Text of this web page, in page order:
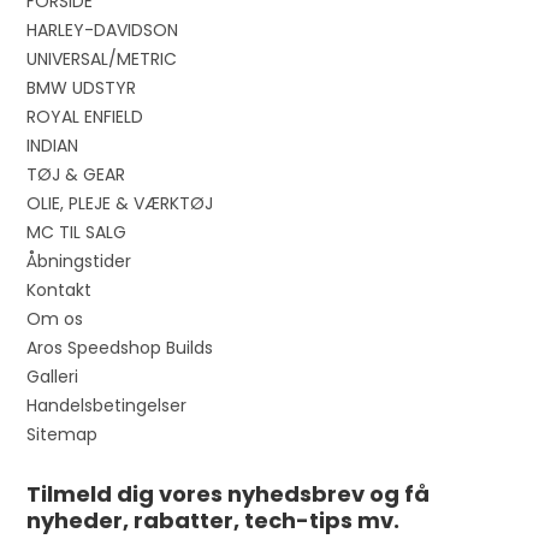
HARLEY-DAVIDSON
UNIVERSAL/METRIC
BMW UDSTYR
ROYAL ENFIELD
INDIAN
TØJ & GEAR
OLIE, PLEJE & VÆRKTØJ
MC TIL SALG
Åbningstider
Kontakt
Om os
Aros Speedshop Builds
Galleri
Handelsbetingelser
Sitemap
Tilmeld dig vores nyhedsbrev og få
nyheder, rabatter, tech-tips mv.